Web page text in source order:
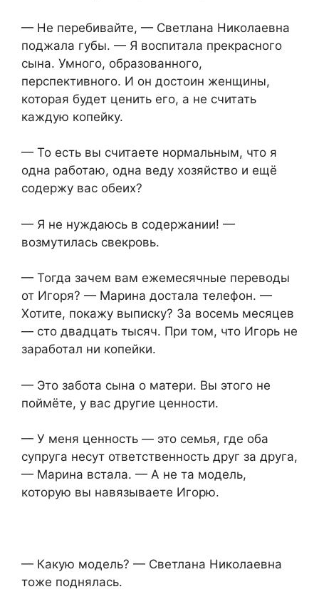
— Не перебивайте, — Светлана Николаевна
поджала губы. — Я воспитала прекрасного
сына. Умного, образованного,
перспективного. И он достоин женщины,
которая будет ценить его, а не считать
каждую копейку.
— То есть вы считаете нормальным, что я
одна работаю, одна веду хозяйство и ещё
содержу вас обеих?
— Я не нуждаюсь в содержании! —
возмутилась свекровь.
— Тогда зачем вам ежемесячные переводы
от Игоря? — Марина достала телефон. —
Хотите, покажу выписку? За восемь месяцев
— сто двадцать тысяч. При том, что Игорь не
заработал ни копейки.
— Это забота сына о матери. Вы этого не
поймёте, у вас другие ценности.
— У меня ценность — это семья, где оба
супруга несут ответственность друг за друга,
— Марина встала. — А не та модель,
которую вы навязываете Игорю.
— Какую модель? — Светлана Николаевна
тоже поднялась.